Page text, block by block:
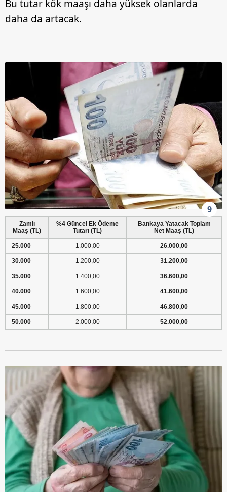
Bu tutar kök maaşı daha yüksek olanlarda
daha da artacak.
9
Zamlı
Maaş (TL)
%4 Güncel Ek Ödeme
Tutarı (TL)
Bankaya Yatacak Toplam
Net Maaş (TL)
25.000 1.000,00 26.000,00
30.000 1.200,00 31.200,00
35.000 1.400,00 36.600,00
40.000 1.600,00 41.600,00
45.000 1.800,00 46.800,00
50.000 2.000,00 52.000,00